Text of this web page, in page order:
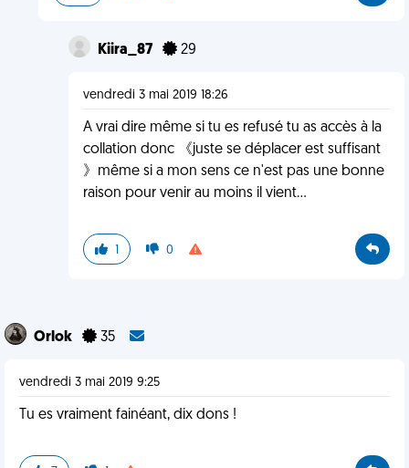
Kiira_87 29
vendredi 3 mai 2019 18:26
A vrai dire même si tu es refusé tu as accès à la
collation donc 《juste se déplacer est suffisant
》même si a mon sens ce n'est pas une bonne
raison pour venir au moins il vient...
1 0
Orlok 35
vendredi 3 mai 2019 9:25
Tu es vraiment fainéant, dix dons !